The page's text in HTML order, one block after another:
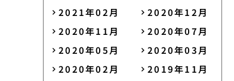
2021年02月
2020年12月
2020年11月
2020年07月
2020年05月
2020年03月
2020年02月
2019年11月